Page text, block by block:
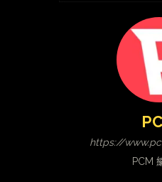
https://
PCM